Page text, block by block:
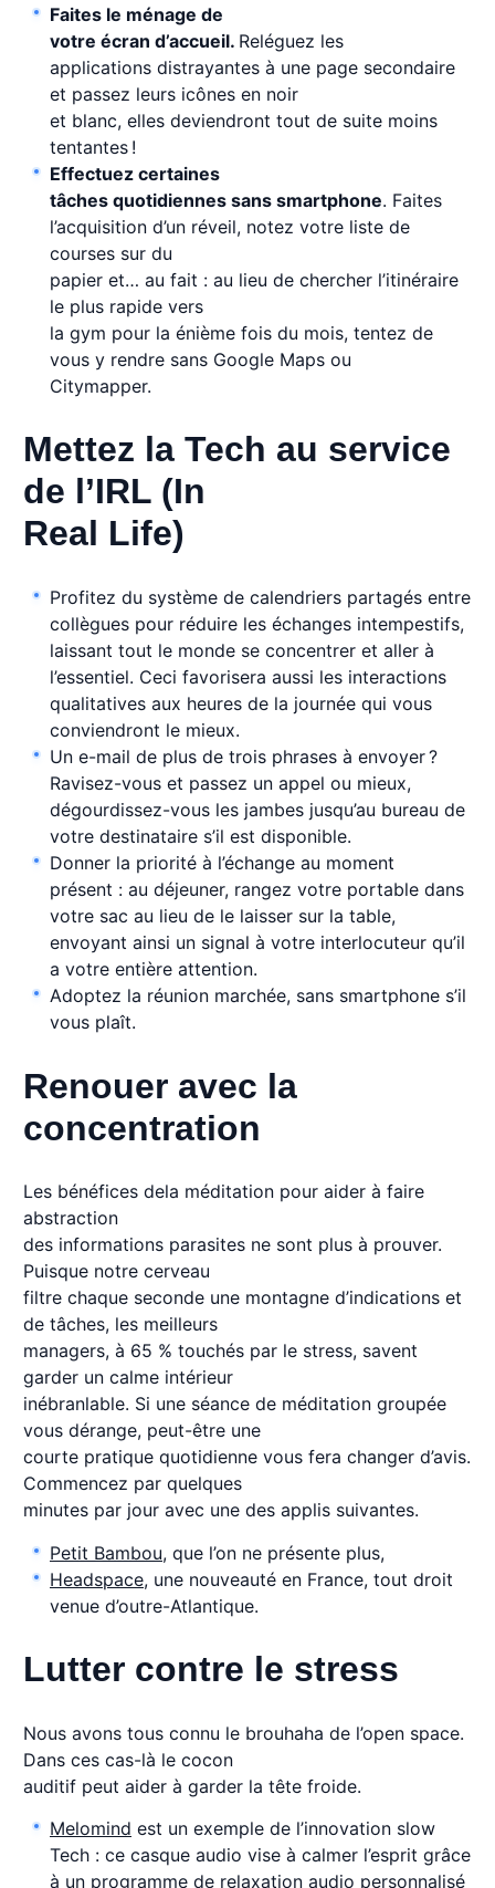
Faites le ménage de
votre écran d’accueil. Reléguez les
applications distrayantes à une page secondaire
et passez leurs icônes en noir
et blanc, elles deviendront tout de suite moins
tentantes !
Effectuez certaines
tâches quotidiennes sans smartphone. Faites
l’acquisition d’un réveil, notez votre liste de
courses sur du
papier et… au fait : au lieu de chercher l’itinéraire
le plus rapide vers
la gym pour la énième fois du mois, tentez de
vous y rendre sans Google Maps ou
Citymapper.
Mettez la Tech au service
de l’IRL (In
Real Life)
Profitez du système de calendriers partagés entre
collègues pour réduire les échanges intempestifs,
laissant tout le monde se concentrer et aller à
l’essentiel. Ceci favorisera aussi les interactions
qualitatives aux heures de la journée qui vous
conviendront le mieux.
Un e-mail de plus de trois phrases à envoyer ?
Ravisez-vous et passez un appel ou mieux,
dégourdissez-vous les jambes jusqu’au bureau de
votre destinataire s’il est disponible.
Donner la priorité à l’échange au moment
présent : au déjeuner, rangez votre portable dans
votre sac au lieu de le laisser sur la table,
envoyant ainsi un signal à votre interlocuteur qu’il
a votre entière attention.
Adoptez la réunion marchée, sans smartphone s’il
vous plaît.
Renouer avec la
concentration
Les bénéfices dela méditation pour aider à faire
abstraction
des informations parasites ne sont plus à prouver.
Puisque notre cerveau
filtre chaque seconde une montagne d’indications et
de tâches, les meilleurs
managers, à 65 % touchés par le stress, savent
garder un calme intérieur
inébranlable. Si une séance de méditation groupée
vous dérange, peut-être une
courte pratique quotidienne vous fera changer d’avis.
Commencez par quelques
minutes par jour avec une des applis suivantes.
Petit Bambou, que l’on ne présente plus,
Headspace, une nouveauté en France, tout droit
venue d’outre-Atlantique.
Lutter contre le stress
Nous avons tous connu le brouhaha de l’open space.
Dans ces cas-là le cocon
auditif peut aider à garder la tête froide.
Melomind est un exemple de l’innovation slow
Tech : ce casque audio vise à calmer l’esprit grâce
à un programme de relaxation audio personnalisé